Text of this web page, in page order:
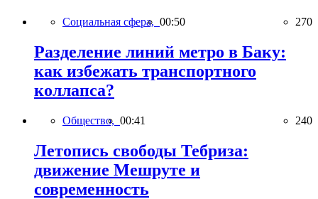
Социальная сфера, 00:50 270
Разделение линий метро в Баку:
как избежать транспортного
коллапса?
Общество, 00:41 240
Летопись свободы Тебриза:
движение Мешруте и
современность